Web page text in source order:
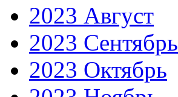
2023 Август
2023 Сентябрь
2023 Октябрь